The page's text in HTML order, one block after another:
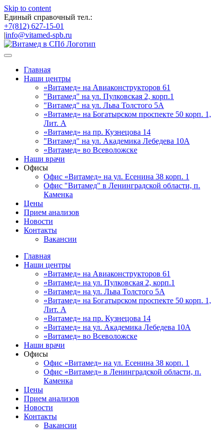
Skip to content
Единый справочный тел.:
+7(812) 627-15-01
|info@vitamed-spb.ru
Главная
Наши центры
«Витамед» на Авиаконструкторов 61
"Витамед" на ул. Пулковская 2, корп.1
"Витамед" на ул. Льва Толстого 5А
«Витамед» на Богатырском проспекте 50 корп. 1,
Лит. А
«Витамед» на пр. Кузнецова 14
"Витамед" на ул. Академика Лебедева 10А
«Витамед» во Всеволожске
Наши врачи
Офисы
Офис «Витамед» на ул. Есенина 38 корп. 1
Офис "Витамед" в Ленинградской области, п.
Каменка
Цены
Прием анализов
Новости
Контакты
Вакансии
Главная
Наши центры
«Витамед» на Авиаконструкторов 61
«Витамед» на ул. Пулковская 2, корп.1
«Витамед» на ул. Льва Толстого 5А
«Витамед» на Богатырском проспекте 50 корп. 1,
Лит. А
«Витамед» на пр. Кузнецова 14
«Витамед» на ул. Академика Лебедева 10А
«Витамед» во Всеволожске
Наши врачи
Офисы
Офис «Витамед» на ул. Есенина 38 корп. 1
Офис «Витамед» в Ленинградской области, п.
Каменка
Цены
Прием анализов
Новости
Контакты
Вакансии